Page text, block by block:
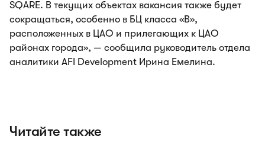
SQARE. В текущих объектах вакансия также будет
сокращаться, особенно в БЦ класса «В»,
расположенных в ЦАО и прилегающих к ЦАО
районах города», — сообщила руководитель отдела
аналитики AFI Development Ирина Емелина.
Читайте также